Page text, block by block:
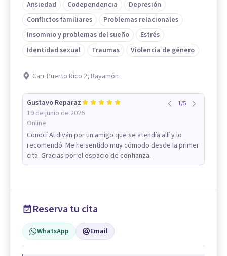
Ansiedad Codependencia
Depresión
Conflictos familiares
Problemas relacionales
Insomnio y problemas del sueño
Estrés
Identidad sexual
Traumas Violencia de género
Carr Puerto Rico 2, Bayamón
Gustavo Reparaz
19 de junio de 2026
Online
1/5
Conocí Al diván por un amigo que se atendía allí y lo
recomendó. Me he sentido muy cómodo desde la primer
cita. Gracias por el espacio de confianza.
Reserva tu cita
WhatsApp Email